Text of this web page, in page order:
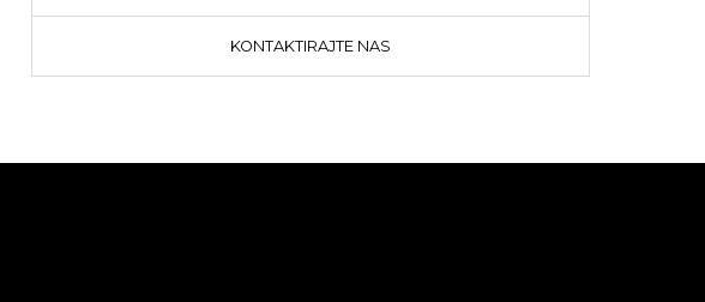
KONTAKTIRAJTE NAS